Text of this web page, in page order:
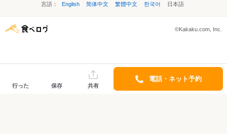
言語： English 简体中文 繁體中文 한국어 日本語
©Kakaku.com, Inc.
行った 保存 共有
電話・ネット予約